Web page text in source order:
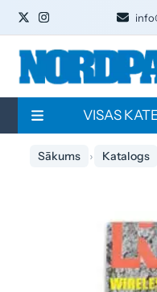
VISAS
Sākums Katalogs